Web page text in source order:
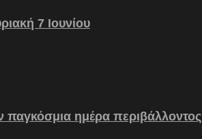
7 Ιουνίου
ημέρα περιβάλλοντος